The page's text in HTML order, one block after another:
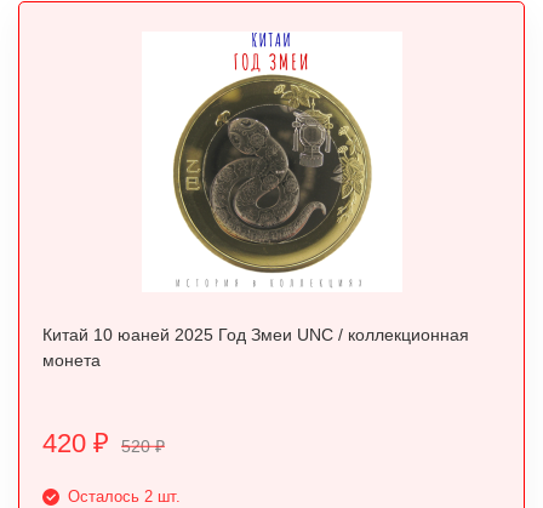
Китай 10 юаней 2025 Год Змеи UNC / коллекционная
монета
420 ₽ 520₽
Осталось 2 шт.